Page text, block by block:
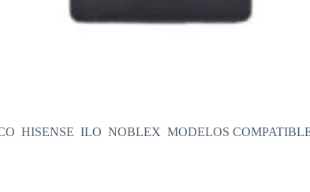
HISENSE ILO NOBLEX MODELOS